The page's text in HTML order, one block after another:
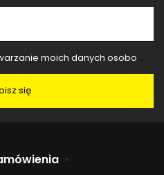
na potrzeby wysyłki newslettera z informacją handlową (marketing). Więcej w
się